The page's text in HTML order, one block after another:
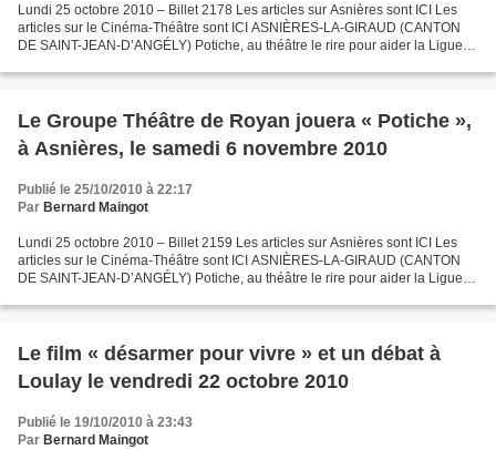
Lundi 25 octobre 2010 – Billet 2178 Les articles sur Asnières sont ICI Les
articles sur le Cinéma-Théâtre sont ICI ASNIÈRES-LA-GIRAUD (CANTON
DE SAINT-JEAN-D’ANGÉLY) Potiche, au théâtre le rire pour aider la Ligue
Le Groupe Théâtre de Royan jouera « Potiche »,
à Asnières, le samedi 6 novembre 2010
Publié le 25/10/2010 à 22:17
Par Bernard Maingot
Lundi 25 octobre 2010 – Billet 2159 Les articles sur Asnières sont ICI Les
articles sur le Cinéma-Théâtre sont ICI ASNIÈRES-LA-GIRAUD (CANTON
DE SAINT-JEAN-D’ANGÉLY) Potiche, au théâtre le rire pour aider la Ligue
Le film « désarmer pour vivre » et un débat à
Loulay le vendredi 22 octobre 2010
Publié le 19/10/2010 à 23:43
Par Bernard Maingot